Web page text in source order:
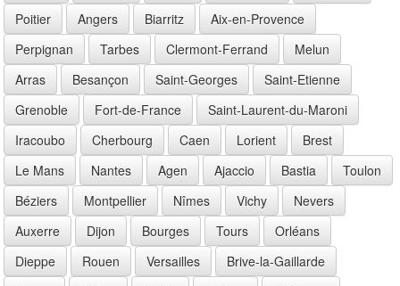
Poitier
Angers Biarritz
Aix-en-Provence
Perpignan
Tarbes Clermont-Ferrand
Melun
Arras
Besançon Saint-Georges
Saint-Etienne
Grenoble
Fort-de-France
Saint-Laurent-du-Maroni
Iracoubo
Cherbourg Caen Lorient
Brest
Le Mans
Nantes Agen Ajaccio Bastia
Toulon
Béziers
Montpellier Nîmes Vichy
Nevers
Auxerre
Dijon Bourges Tours
Orléans
Dieppe
Rouen Versailles
Brive-la-Gaillarde